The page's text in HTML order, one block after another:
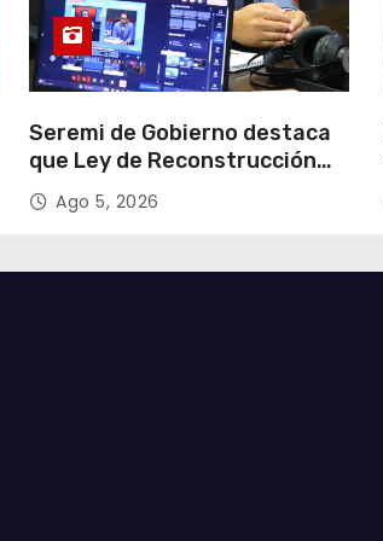
Seremi de Gobierno destaca
que Ley de Reconstrucción
Nacional impulsará la
inversión y el empleo en
Ago 5, 2026